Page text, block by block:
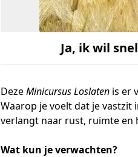
Ja, ik wil
DezeMinicursus Loslaten is er
Waarop je voelt dat je
verlangt naar rust, ruimte en
Wat kun je verwachten?